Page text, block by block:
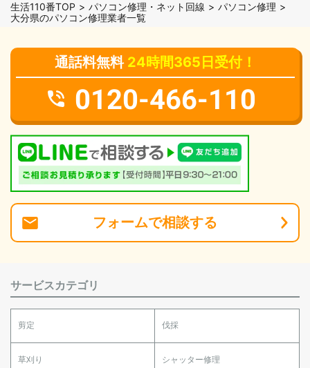
生活110番TOP パソコン修理・ネット回線
パソコン修理
大分県のパソコン修理業者一覧
通話料無料 24時間365日受付！
0120-466-110
フォームで相談する
サービスカテゴリ
剪定 伐採
草刈り シャッター修理